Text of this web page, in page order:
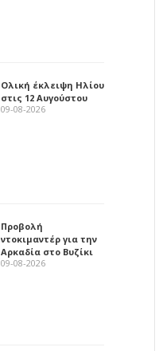
Ολική έκλειψη Ηλίου
στις 12 Αυγούστου
09-08-2026
Προβολή
ντοκιμαντέρ για την
Αρκαδία στο Βυζίκι
09-08-2026